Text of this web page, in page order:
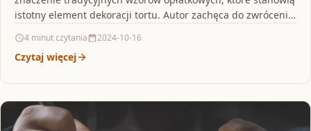
istotny element dekoracji tortu. Autor zachęca do zwrócenia
4 minut czytania 2024-10-16
Czytaj więcej